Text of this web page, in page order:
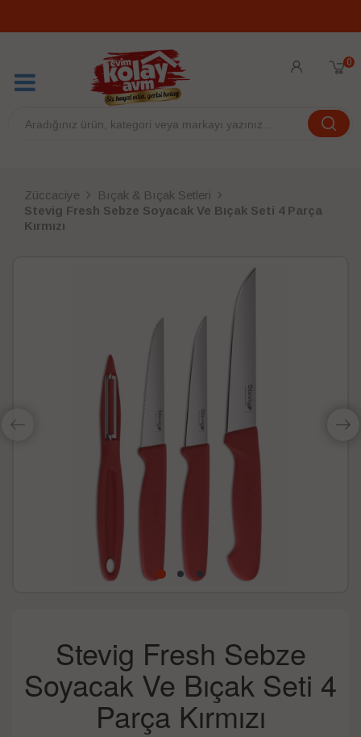
0
Züccaciye
Bıçak & Bıçak Setleri
Stevig Fresh Sebze Soyacak Ve Bıçak Seti 4 Parça
Kırmızı
Stevig Fresh Sebze
Soyacak Ve Bıçak Seti 4
Parça Kırmızı